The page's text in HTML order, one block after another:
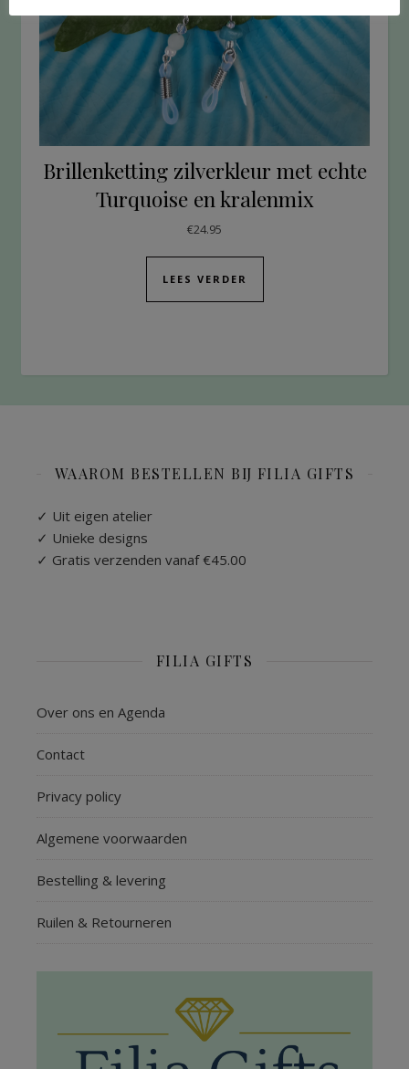
Brillenketting zilverkleur met echte
Turquoise en kralenmix
€24.95
LEES VERDER
WAAROM BESTELLEN BIJ FILIA GIFTS
✓ Uit eigen atelier
✓ Unieke designs
✓ Gratis verzenden vanaf €45.00
FILIA GIFTS
Over ons en Agenda
Contact
Privacy policy
Algemene voorwaarden
Bestelling & levering
Ruilen & Retourneren
Cookie instellingen
ACCEPTEREN